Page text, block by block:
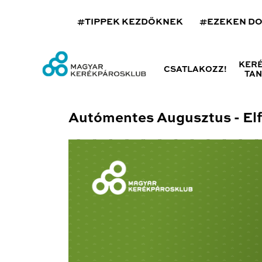
#TIPPEK KEZDŐKNEK #EZEKEN
CSATLAKOZZ!
Autómentes Augusztus -